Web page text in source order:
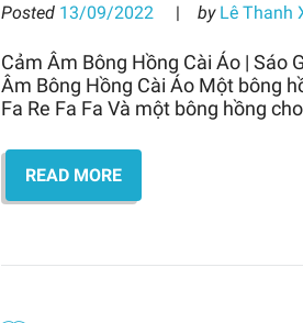
Posted 13/09/2022 by Lê Thanh
Cảm Âm Bông Hồng Cài Áo | Sáo
Âm Bông Hồng Cài Áo Một bông
Fa Re Fa Fa Và một bông hồng
READ MORE